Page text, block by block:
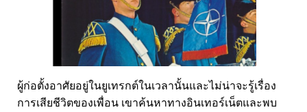
ผู้ก่อตั้งอาศัยอยู่ในยูเทรกต์ในเวลานั้นและไม่น่าจะรู้เรื่อง
การเสียชีวิตของเพื่อน เขาค้นหาทางอินเทอร์เน็ตและพบ